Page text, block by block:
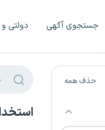
جستجوی آگهی دولتی
حذف همه